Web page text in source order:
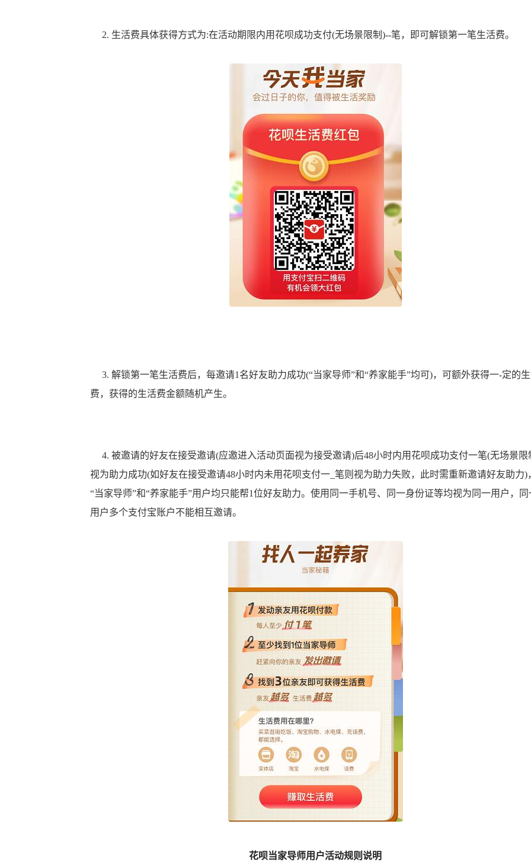
2. 生活费具体获得方式为:在活动期限内用花呗成功支付(无场景限制)--笔，即可解锁第一笔生活费。
3. 解锁第一笔生活费后，每邀请1名好友助力成功(“当家导师”和“养家能手”均可)，可额外获得一-定的
费，获得的生活费金额随机产生。
4. 被邀请的好友在接受邀请(应邀进入活动页面视为接受邀请)后48小时内用花呗成功支付一笔(无场景限
视为助力成功(如好友在接受邀请48小时内未用花呗支付一_笔则视为助力失败，此时需重新邀请好友助力)
“当家导师”和“养家能手”用户均只能帮1位好友助力。使用同一手机号、同一身份证等均视为同一用户，同
用户多个支付宝账户不能相互邀请。
花呗当家导师用户活动规则说明